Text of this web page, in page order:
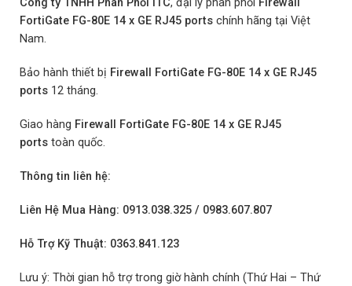
Công ty TNHH Phân Phối ITC, đại lý phân phối Firewall
FortiGate FG-80E 14 x GE RJ45 ports chính hãng tại Việt
Nam.
Bảo hành thiết bị Firewall FortiGate FG-80E 14 x GE RJ45
ports 12 tháng.
Giao hàng Firewall FortiGate FG-80E 14 x GE RJ45
ports toàn quốc.
Thông tin liên hệ:
Liên Hệ Mua Hàng: 0913.038.325 / 0983.607.807
Hỗ Trợ Kỹ Thuật: 0363.841.123
Lưu ý: Thời gian hỗ trợ trong giờ hành chính (Thứ Hai – Thứ